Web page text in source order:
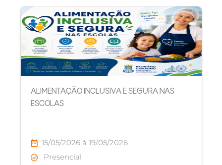
ALIMENTAÇÃO INCLUSIVA E SEGURA NAS
ESCOLAS
15/05/2026 à 19/05/2026
Presencial